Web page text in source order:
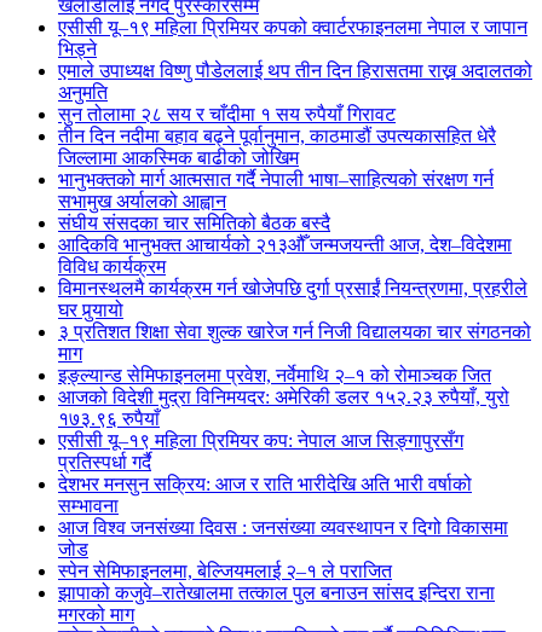
खेलाडीलाई नगद पुरस्कारसम्म
एसीसी यू–१९ महिला प्रिमियर कपको क्वार्टरफाइनलमा नेपाल र जापान
भिड्ने
एमाले उपाध्यक्ष विष्णु पौडेललाई थप तीन दिन हिरासतमा राख्न अदालतको
अनुमति
सुन तोलामा २८ सय र चाँदीमा १ सय रुपैयाँ गिरावट
तीन दिन नदीमा बहाव बढ्ने पूर्वानुमान, काठमाडौं उपत्यकासहित धेरै
जिल्लामा आकस्मिक बाढीको जोखिम
भानुभक्तको मार्ग आत्मसात गर्दै नेपाली भाषा–साहित्यको संरक्षण गर्न
सभामुख अर्यालको आह्वान
संघीय संसदका चार समितिको बैठक बस्दै
आदिकवि भानुभक्त आचार्यको २१३औँ जन्मजयन्ती आज, देश–विदेशमा
विविध कार्यक्रम
विमानस्थलमै कार्यक्रम गर्न खोजेपछि दुर्गा प्रसाईं नियन्त्रणमा, प्रहरीले
घर पुर्‍यायो
३ प्रतिशत शिक्षा सेवा शुल्क खारेज गर्न निजी विद्यालयका चार संगठनको
माग
इङ्ल्यान्ड सेमिफाइनलमा प्रवेश, नर्वेमाथि २–१ को रोमाञ्चक जित
आजको विदेशी मुद्रा विनिमयदर: अमेरिकी डलर १५२.२३ रुपैयाँ, युरो
१७३.९६ रुपैयाँ
एसीसी यू–१९ महिला प्रिमियर कप: नेपाल आज सिङ्गापुरसँग
प्रतिस्पर्धा गर्दै
देशभर मनसुन सक्रिय: आज र राति भारीदेखि अति भारी वर्षाको
सम्भावना
आज विश्व जनसंख्या दिवस : जनसंख्या व्यवस्थापन र दिगो विकासमा
जोड
स्पेन सेमिफाइनलमा, बेल्जियमलाई २–१ ले पराजित
झापाको कजुवे–रातेखालमा तत्काल पुल बनाउन सांसद इन्दिरा राना
मगरको माग